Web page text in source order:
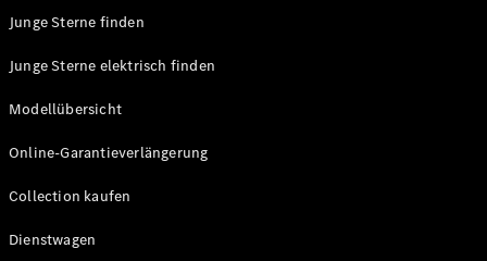
Mercedes-
G-Klasse
Benz
Classic
Technologie
&
Junge Sterne finden
Junge Sterne elektrisch finden
Modellübersicht
Online-Garantieverlängerung
Collection kaufen
Dienstwagen